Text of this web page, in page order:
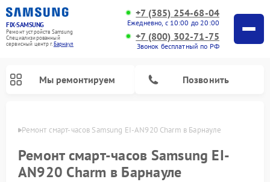
FIX-SAMSUNG
Ремонт устройств Samsung
Специализированный
cервисный центр г.Барнаул
+7 (385) 254-68-04
Ежедневно, с 10:00 до 20:00
+7 (800) 302-71-75
Звонок бесплатный по РФ
Мы ремонтируем Позвонить
Ремонт смарт-часов Samsung EI-AN920 Charm в Барнауле
Ремонт смарт-часов Samsung EI-
AN920 Charm в Барнауле